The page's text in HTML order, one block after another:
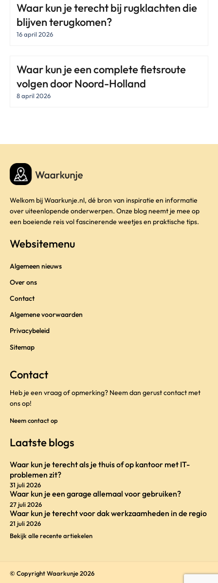
Waar kun je terecht bij rugklachten die
blijven terugkomen?
16 april 2026
Waar kun je een complete fietsroute
volgen door Noord-Holland
8 april 2026
Welkom bij Waarkunje.nl, dé bron van inspiratie en informatie
over uiteenlopende onderwerpen. Onze blog neemt je mee op
een boeiende reis vol fascinerende weetjes en praktische tips.
Websitemenu
Algemeen nieuws
Over ons
Contact
Algemene voorwaarden
Privacybeleid
Sitemap
Contact
Heb je een vraag of opmerking? Neem dan gerust contact met
ons op!
Neem contact op
Laatste blogs
Waar kun je terecht als je thuis of op kantoor met IT-
problemen zit?
31 juli 2026
Waar kun je een garage allemaal voor gebruiken?
27 juli 2026
Waar kun je terecht voor dak werkzaamheden in de regio
21 juli 2026
Bekijk alle recente artiekelen
© Copyright Waarkunje 2026